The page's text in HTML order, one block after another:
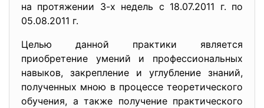
на протяжении 3-х недель с 18.07.2011 г. по
05.08.2011 г.
Целью данной практики является
приобретение умений и профессиональных
навыков, закрепление и углубление знаний,
полученных мною в процессе теоретического
обучения, а также получение практического